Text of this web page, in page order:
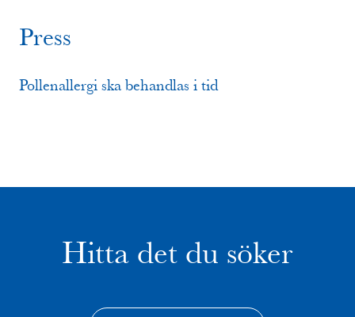
Press
​Pollenallergi ska behandlas i tid
Hitta det du söker